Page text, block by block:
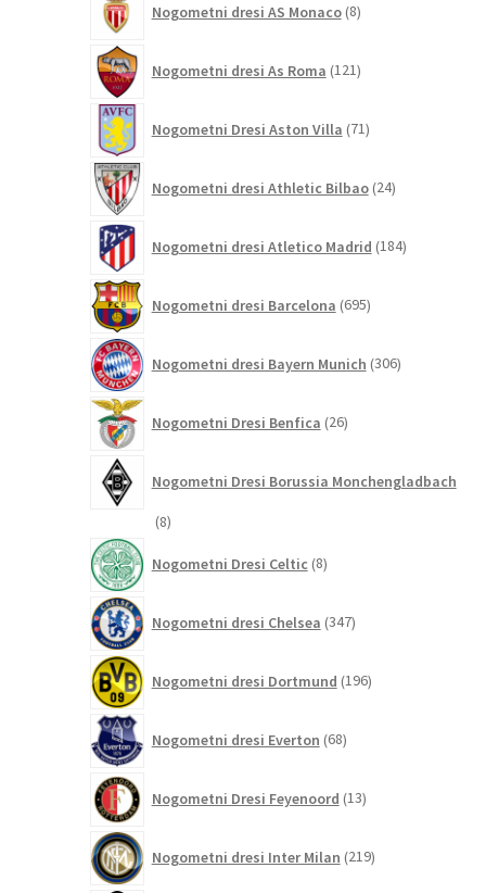
Nogometni dresi AS Monaco 8izdelkov
Nogometni dresi As Roma 121izdelkov
Nogometni Dresi Aston Villa 71izdelkov
Nogometni dresi Athletic Bilbao 24izdelkov
Nogometni dresi Atletico Madrid 184izdelkov
Nogometni dresi Barcelona 695izdelkov
Nogometni dresi Bayern Munich 306izdelkov
Nogometni Dresi Benfica 26izdelkov
Nogometni Dresi Borussia Monchengladbach
88
Nogometni Dresi Celtic 8izdelkov
Nogometni dresi Chelsea 347izdelkov
Nogometni dresi Dortmund 196izdelkov
Nogometni dresi Everton 68izdelkov
Nogometni Dresi Feyenoord 13izdelkov
Nogometni dresi Inter Milan 219izdelkov